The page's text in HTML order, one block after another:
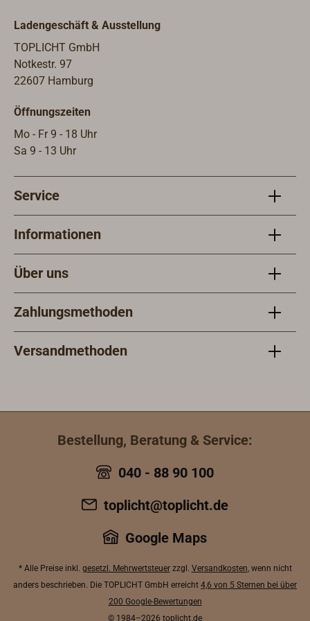
Ladengeschäft & Ausstellung
TOPLICHT GmbH
Notkestr. 97
22607 Hamburg
Öffnungszeiten
Mo - Fr 9 - 18 Uhr
Sa 9 - 13 Uhr
Service
Informationen
Über uns
Zahlungsmethoden
Versandmethoden
Bestellung, Beratung & Service:
040 - 88 90 100
toplicht@toplicht.de
Google Maps
* Alle Preise inkl. gesetzl. Mehrwertsteuerzzgl. Versandkosten, wenn nicht
anders beschrieben. Die TOPLICHT GmbH erreicht 4,6 von 5 Sternen bei über
200 Google-Bewertungen
© 1984–2026 toplicht.de